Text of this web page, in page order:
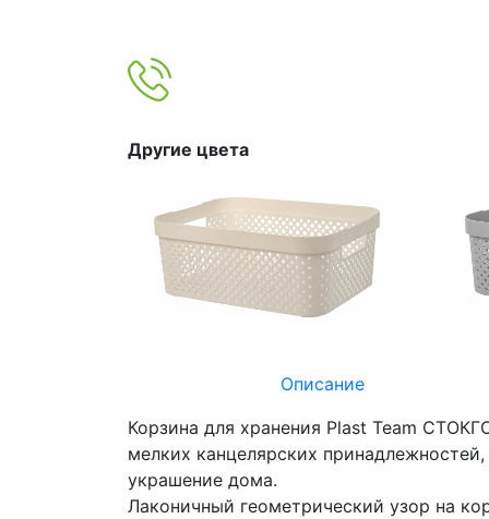
Другие цвета
Описание
Корзина для хранения Plast Team
мелких канцелярских
украшение дома.
Лаконичный геометрический узор на